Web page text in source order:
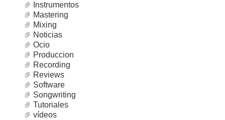
Instrumentos
Mastering
Mixing
Noticias
Ocio
Produccion
Recording
Reviews
Software
Songwriting
Tutoriales
vídeos